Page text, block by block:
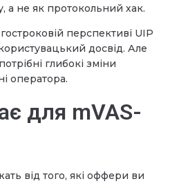
а не як протокольний хак.
перспективі UIP
досвід. Але
глибокі зміни
оператора.
для mVAS-
від того, які оффери ви